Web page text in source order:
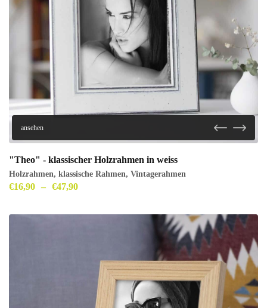
ansehen
"Theo" - klassischer Holzrahmen in weiss
Holzrahmen, klassische Rahmen, Vintagerahmen
€16,90 – €47,90